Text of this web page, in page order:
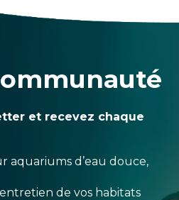
et recevez chaque
aquariums d’eau douce,
de vos habitats